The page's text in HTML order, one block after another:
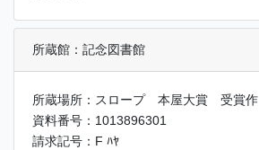
所蔵館：記念図書館
所蔵場所：スロープ 本屋大賞 受賞作
資料番号：1013896301
請求記号：F ﾊﾔ